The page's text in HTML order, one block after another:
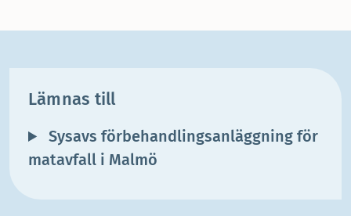
Lämnas till
Sysavs förbehandlingsanläggning för
matavfall i Malmö